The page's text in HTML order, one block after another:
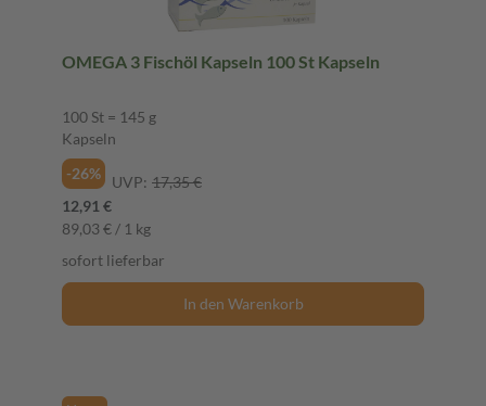
OMEGA 3 Fischöl Kapseln 100 St Kapseln
100 St = 145 g
Kapseln
-26%
UVP: 17,35 €
12,91 €
89,03 € / 1 kg
sofort lieferbar
In den Warenkorb